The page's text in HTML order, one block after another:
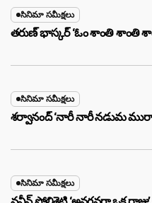
సినిమా సమీక్షలు
తరుణ్ భాస్కర్ ‘ఓం శాంతి శాంతి
సినిమా సమీక్షలు
శర్వానంద్ ‘నారీ నారీ నడుమ
సినిమా సమీక్షలు